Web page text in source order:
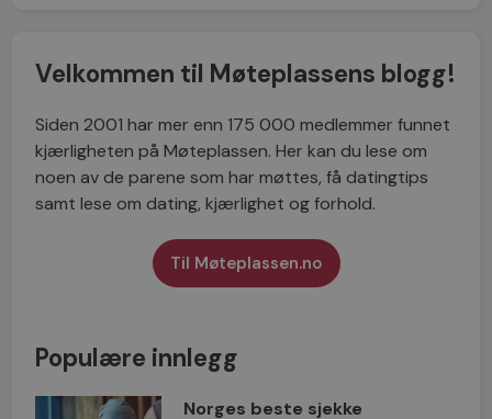
Velkommen til Møteplassens blogg!
Siden 2001 har mer enn 175 000 medlemmer funnet
kjærligheten på Møteplassen. Her kan du lese om
noen av de parene som har møttes, få datingtips
samt lese om dating, kjærlighet og forhold.
Til Møteplassen.no
Populære innlegg
Norges beste sjekke